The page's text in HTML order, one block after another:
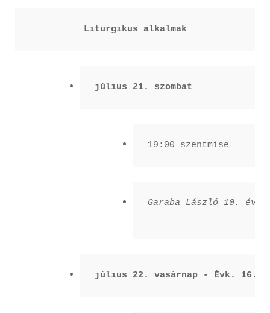
Liturgikus alkalmak
július 21. szombat
19:00 szentmise
Garaba László 10.
július 22. vasárnap - Évk. 16.